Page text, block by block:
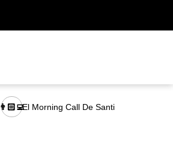
👨🏻‍💻El Morning Call De Santi